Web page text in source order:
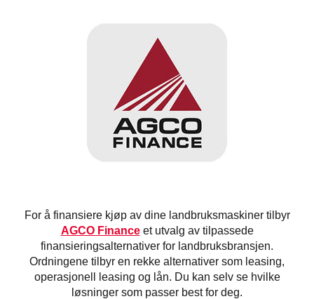
For å finansiere kjøp av dine landbruksmaskiner tilbyr
AGCO Financeet utvalg av tilpassede
finansieringsalternativer for landbruksbransjen.
Ordningene tilbyr en rekke alternativer som leasing,
operasjonell leasing og lån. Du kan selv se hvilke
løsninger som passer best for deg.